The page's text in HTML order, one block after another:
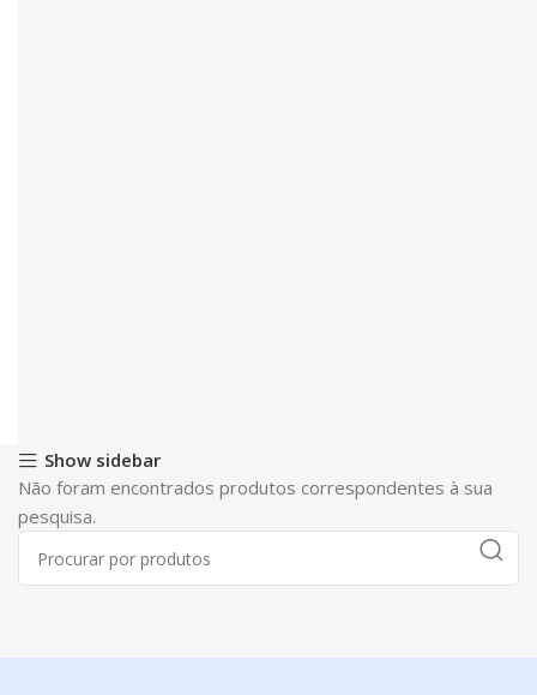
Show sidebar
Não foram encontrados produtos correspondentes à sua
pesquisa.